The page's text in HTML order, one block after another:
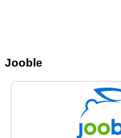
Jooble